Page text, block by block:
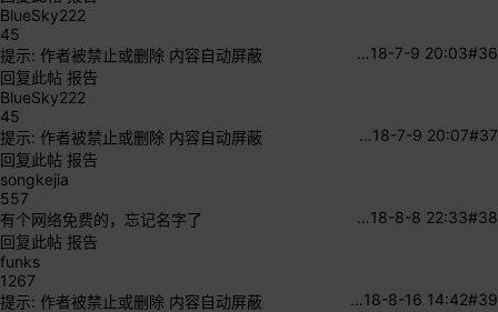
BlueSky222
45
#36
18-7-9 20:03
…
提示: 作者被禁止或删除 内容自动屏蔽
回复此帖 报告
BlueSky222
45
#37
18-7-9 20:07
…
提示: 作者被禁止或删除 内容自动屏蔽
回复此帖 报告
songkejia
557
#38
18-8-8 22:33
…
有个网络免费的，忘记名字了
回复此帖 报告
funks
1267
#39
18-8-16 14:42
…
提示: 作者被禁止或删除 内容自动屏蔽